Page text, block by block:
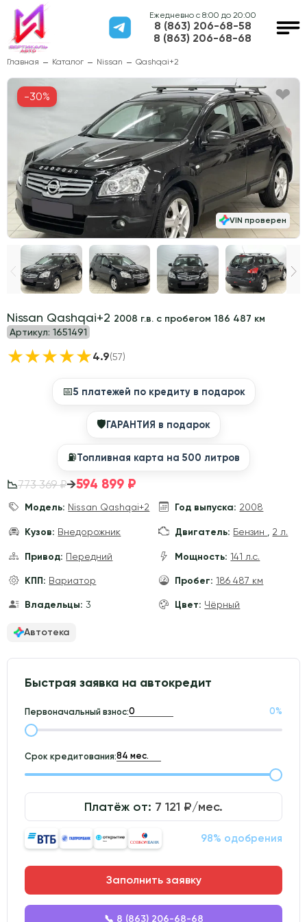
Ежедневно с 8:00 до 20:00
8 (863) 206-68-58
8 (863) 206-68-68
Главная Каталог Nissan Qashqai+2
Nissan Qashqai+2 2008 г.в. с пробегом 186 487 км
Артикул: 1651491
★★★★★4.9(57)
📅5 платежей по кредиту в подарок
🛡ГАРАНТИЯ в подарок
⛽️Топливная карта на 500 литров
📉773 369 ₽→594 899 ₽
Модель: Nissan Qashqai+2 Год выпуска: 2008
Кузов: Внедорожник Двигатель: Бензин 2 л.
Привод: Передний Мощность: 141 л.с.
КПП: Вариатор Пробег: 186 487 км
Владельцы: 3 Цвет: Чёрный
Автотека
Быстрая заявка на автокредит
Первоначальный взнос: 0%
Срок кредитования:
Платёж от: 7 121 ₽/мес.
98% одобрения
Заполнить заявку
📞 8 (863) 206-68-68
VIN проверен
-30%